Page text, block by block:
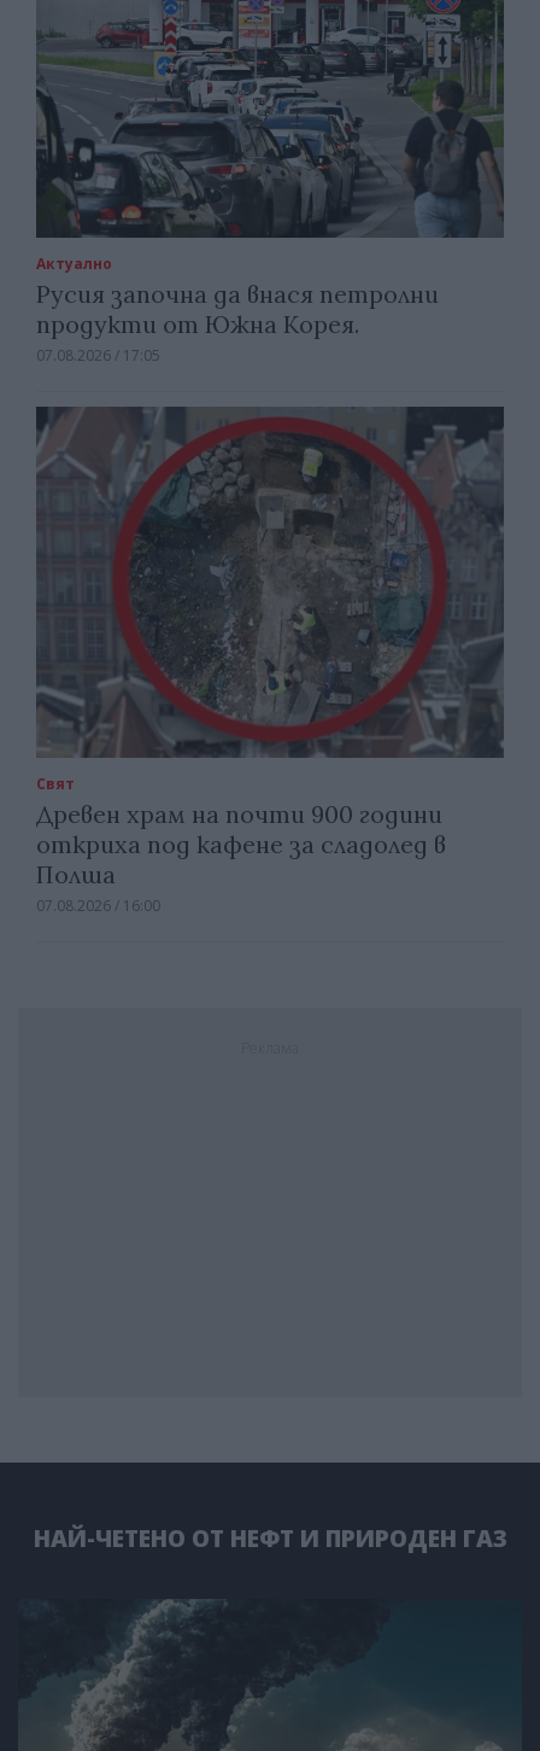
Актуално
Русия започна да внася петролни
продукти от Южна Корея.
07.08.2026 / 17:05
Свят
Древен храм на почти 900 години
откриха под кафене за сладолед в
Полша
07.08.2026 / 16:00
НАЙ-ЧЕТЕНО ОТ НЕФТ И ПРИРОДЕН ГАЗ